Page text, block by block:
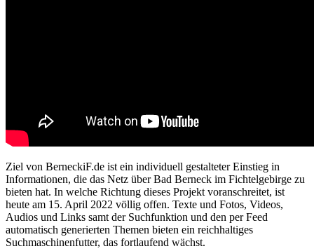
Ziel von BerneckiF.de ist ein individuell gestalteter Einstieg in
Informationen, die das Netz über Bad Berneck im Fichtelgebirge zu
bieten hat. In welche Richtung dieses Projekt voranschreitet, ist
heute am 15. April 2022 völlig offen. Texte und Fotos, Videos,
Audios und Links samt der Suchfunktion und den per Feed
automatisch generierten Themen bieten ein reichhaltiges
Suchmaschinenfutter, das fortlaufend wächst.